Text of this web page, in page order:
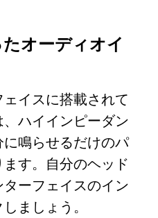
オーディオイ
イスに搭載されて
ハイインピーダン
鳴らせるだけのパ
す。自分のヘッド
ーフェイスのイン
ましょう。